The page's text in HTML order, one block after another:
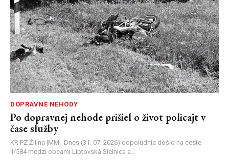
DOPRAVNÉ NEHODY
Po dopravnej nehode prišiel o život policajt v
čase služby
KR PZ Žilina |MM| Dnes (31. 07. 2026) dopoludnia došlo na ceste
II/584 medzi obcami Liptovská Sielnica a...